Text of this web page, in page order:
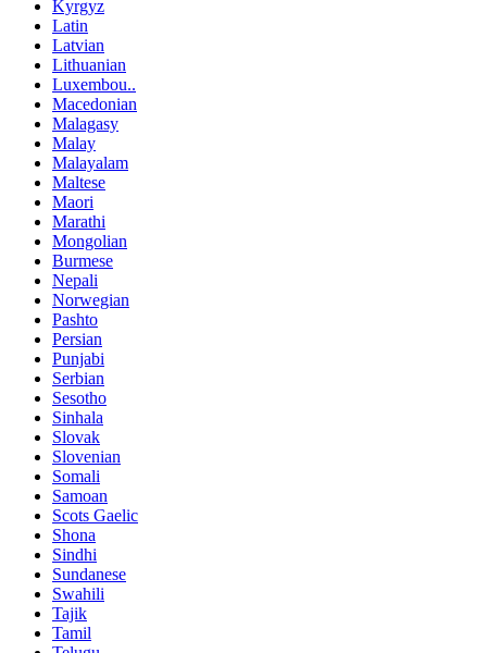
Kyrgyz
Latin
Latvian
Lithuanian
Luxembou..
Macedonian
Malagasy
Malay
Malayalam
Maltese
Maori
Marathi
Mongolian
Burmese
Nepali
Norwegian
Pashto
Persian
Punjabi
Serbian
Sesotho
Sinhala
Slovak
Slovenian
Somali
Samoan
Scots Gaelic
Shona
Sindhi
Sundanese
Swahili
Tajik
Tamil